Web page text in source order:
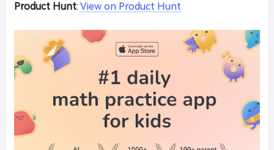
Product Hunt: View on Product Hunt